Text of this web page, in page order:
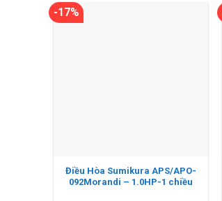
-17%
Điều Hòa Sumikura APS/APO-
092Morandi – 1.0HP-1 chiều